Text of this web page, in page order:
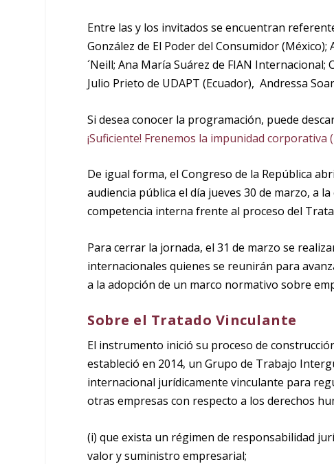
Entre las y los invitados se encuentran
González de El Poder del Consumidor
´Neill; Ana María Suárez de FIAN
Julio Prieto de UDAPT (Ecuador), Andressa
Si desea conocer la programación, puede
¡Suficiente! Frenemos la impunidad corporativa
De igual forma, elCongreso de la República
audiencia pública eldía jueves 30 de marzo, a
competencia interna frente al proceso del
Para cerrar la jornada, el 31 de marzo se
internacionales quienes se reunirán para
a la adopción de un marco normativo sobre
Sobre el Tratado Vinculante
El instrumento inició su proceso de
estableció en 2014, un Grupo de Trabajo
internacional jurídicamente vinculante para
otras empresas con respecto a los derechos
(i)que exista un régimen de responsabilidad
valor y suministro empresarial;